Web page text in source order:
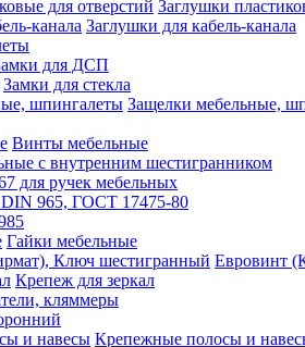
Заглушки
Заглушки для кабель-канала
для ДСП
Замки для стекла
Защелки мебельные,
Винты мебельные
с внутренним шестигранником
для ручек мебельных
965, ГОСТ 17475-80
Гайки мебельные
Евровинт
Крепеж для зеркал
кляммеры
Крепежные полосы и